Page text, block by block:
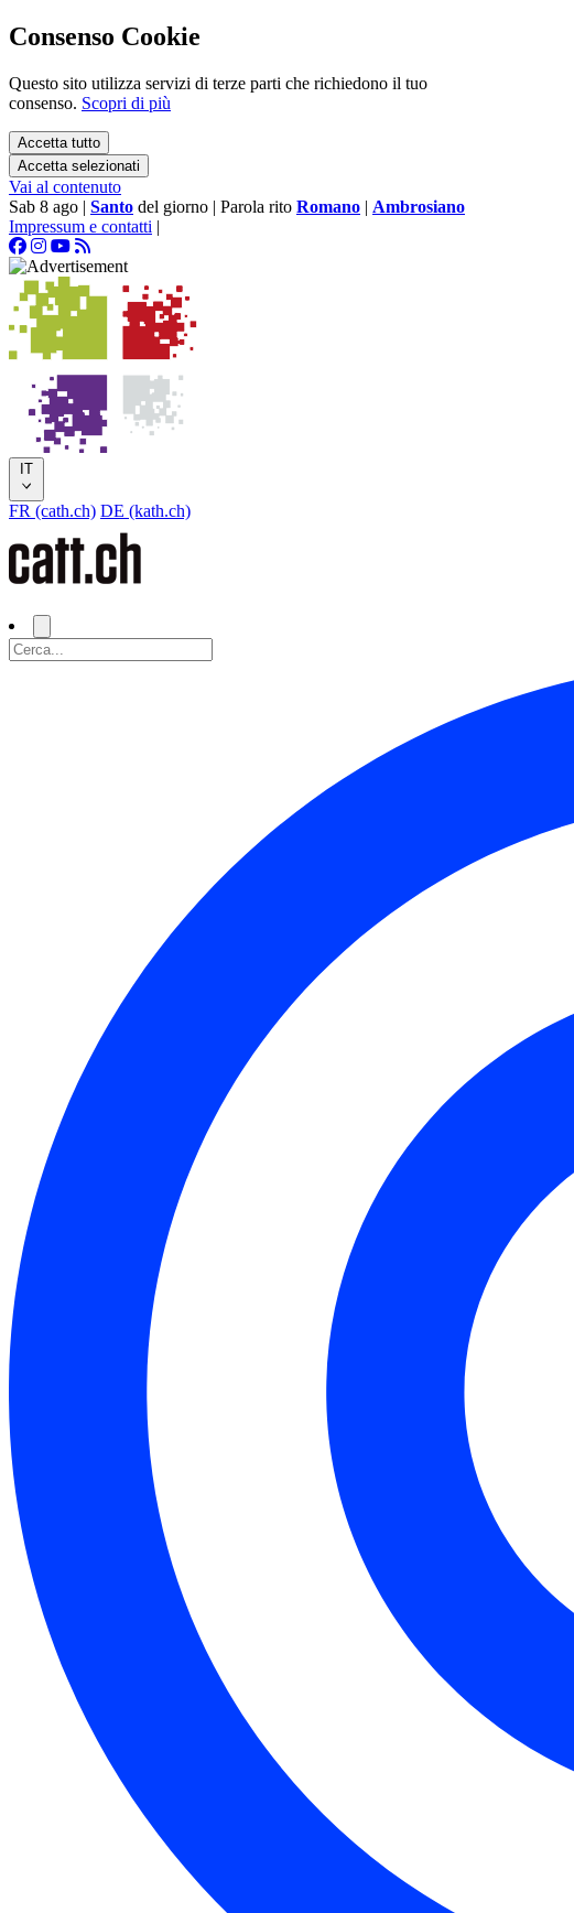
Consenso Cookie
Questo sito utilizza servizi di terze parti che richiedono il tuo
consenso. Scopri di più
Accetta tutto
Accetta selezionati
Vai al contenuto
Sab 8 ago | Santo del giorno | Parola rito Romano | Ambrosiano
Impressum e contatti |
IT
FR (cath.ch) DE (kath.ch)